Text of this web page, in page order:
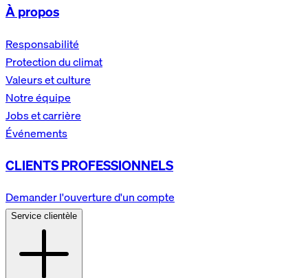
À propos
Responsabilité
Protection du climat
Valeurs et culture
Notre équipe
Jobs et carrière
Événements
CLIENTS PROFESSIONNELS
Demander l'ouverture d'un compte
Service clientèle